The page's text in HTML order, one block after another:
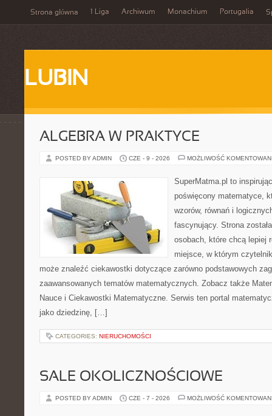
Strona główna 1 Liga Archiwum Monachium Portugalia
LUBIN
ALGEBRA W PRAKTYCE
POSTED BY ADMIN CZE - 9 - 2026 MOŻLIWOŚĆ
SuperMatma.pl to
poświęcony matematyce,
wzorów, równań i
fascynujący. Strona
osobach, które chcą lepiej
miejsce, w którym
może znaleźć ciekawostki dotyczące zarówno podstawowych
zaawansowanych tematów matematycznych. Zobacz także
Nauce i Ciekawostki Matematyczne. Serwis ten portal
jako dziedzinę, […]
CATEGORIES: NIERUCHOMOŚCI
SALE OKOLICZNOŚCIOWE
POSTED BY ADMIN CZE - 7 - 2026 MOŻLIWOŚĆ